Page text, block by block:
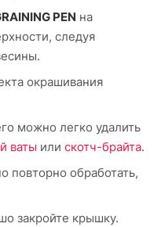
PEN на
следуя
окрашивания
можно легко удалить
ваты или скотч-брайта.
повторно обработать,
закройте крышку.